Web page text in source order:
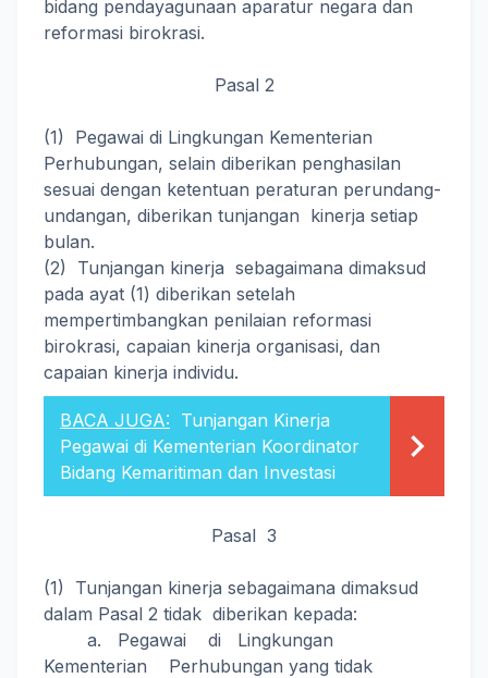
bidang pendayagunaan aparatur negara dan
reformasi birokrasi.
Pasal 2
(1) Pegawai di Lingkungan Kementerian
Perhubungan, selain diberikan penghasilan
sesuai dengan ketentuan peraturan perundang-
undangan, diberikan tunjangan kinerja setiap
bulan.
(2) Tunjangan kinerja sebagaimana dimaksud
pada ayat (1) diberikan setelah
mempertimbangkan penilaian reformasi
birokrasi, capaian kinerja organisasi, dan
capaian kinerja individu.
BACA JUGA: Tunjangan Kinerja
Pegawai di Kementerian Koordinator
Bidang Kemaritiman dan Investasi
Pasal 3
(1) Tunjangan kinerja sebagaimana dimaksud
dalam Pasal 2 tidak diberikan kepada:
a. Pegawai di Lingkungan
Kementerian Perhubungan yang tidak